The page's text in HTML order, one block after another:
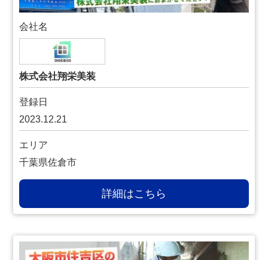
会社名
株式会社翔栄美装
登録日
2023.12.21
エリア
千葉県佐倉市
詳細はこちら